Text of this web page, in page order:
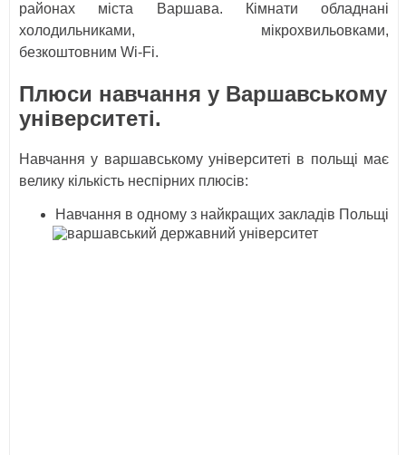
районах міста Варшава. Кімнати обладнані
холодильниками, мікрохвильовками,
безкоштовним Wi-Fi.
Плюси навчання у Варшавському
університеті.
Навчання у варшавському університеті в польщі має
велику кількість неспірних плюсів:
Навчання в одному з найкращих закладів Польщі